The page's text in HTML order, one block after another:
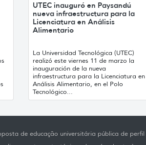
UTEC inauguró en Paysandú
nueva infraestructura para la
Licenciatura en Análisis
Alimentario
La Universidad Tecnológica (UTEC)
realizó este viernes 11 de marzo la
inauguración de la nueva
infraestructura para la Licenciatura en
Análisis Alimentario, en el Polo
Tecnológico...
de educação universitária pública de